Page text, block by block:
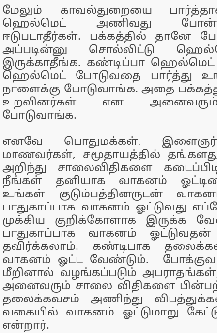
மேலும் காவல்துறையை
ஹெல்மெட் அணிவது
ஈடுபடாதீர்கள். பக்கத்தில் தானே
அப்படின்னு சொல்லிட்டு
இருக்காதீங்க. கண்டிப்பா
ஹெல்மெட் போடுவதை பார்த்து
நாளைக்கு போடுவாங்க. அதை
உறவினர்கள் என
போடுவாங்க.
எனவே பொதுமக்கள்,
மாணவர்கள், சமூதாயத்தில்
அறிந்து சாலைவிதிகளை
நீங்கள் தனியாக வாகனம்
உங்கள் குடும்பத்தினருடன்
பாதுகாப்பாக வாகனம் ஓட்டுவது
முக்கிய குறிக்கோளாக இருக்க
பாதுகாப்பாக வாகனம் ஓட்டுவதன்
தவிர்க்கலாம். கண்டிபாக
வாகனம் ஓட்ட வேண்டும்.
மீறினால் வழங்கப்படும் அபராதங்கள்,
அனைவரும் சாலை விதிகளை
தலைக்கவசம் அணிந்து
வகையில் வாகனம் ஓட்டுமாறு
என்றார்.